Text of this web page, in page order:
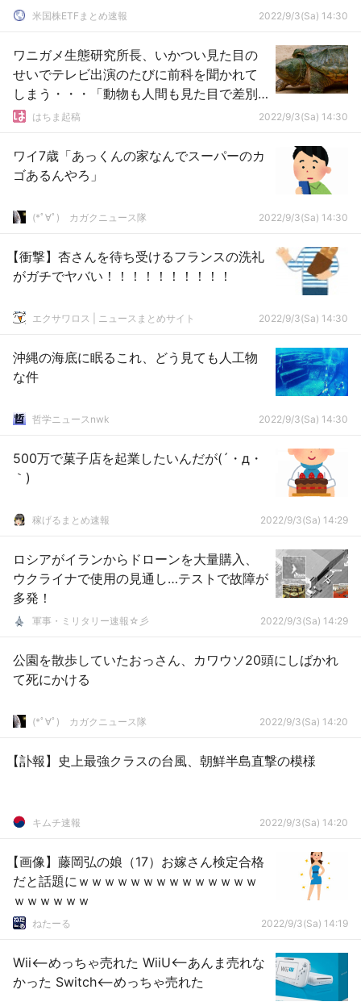
米国株ETFまとめ速報 2022/9/3(Sa) 14:30
ワニガメ生態研究所長、いかつい見た目の
せいでテレビ出演のたびに前科を聞かれて
しまう・・・「動物も人間も見た目で差別
される」
はちま起稿 2022/9/3(Sa) 14:30
ワイ7歳「あっくんの家なんでスーパーのカ
ゴあるんやろ」
(*ﾟ∀ﾟ)ゞカガクニュース隊 2022/9/3(Sa) 14:30
【衝撃】杏さんを待ち受けるフランスの洗礼
がガチでヤバい！！！！！！！！！！
エクサワロス | ニュースまとめサイト 2022/9/3(Sa) 14:30
沖縄の海底に眠るこれ、どう見ても人工物
な件
哲学ニュースnwk 2022/9/3(Sa) 14:30
500万で菓子店を起業したいんだが(´・д・
｀)
稼げるまとめ速報 2022/9/3(Sa) 14:29
ロシアがイランからドローンを大量購入、
ウクライナで使用の見通し…テストで故障が
多発！
軍事・ミリタリー速報☆彡 2022/9/3(Sa) 14:29
公園を散歩していたおっさん、カワウソ20頭にしばかれ
て死にかける
(*ﾟ∀ﾟ)ゞカガクニュース隊 2022/9/3(Sa) 14:20
【訃報】史上最強クラスの台風、朝鮮半島直撃の模様
キムチ速報 2022/9/3(Sa) 14:20
【画像】藤岡弘の娘（17）お嫁さん検定合格
だと話題にｗｗｗｗｗｗｗｗｗｗｗｗｗｗ
ｗｗｗｗｗｗ
ねたーる 2022/9/3(Sa) 14:19
Wii⟵めっちゃ売れた WiiU⟵あんま売れな
かった Switch⟵めっちゃ売れた